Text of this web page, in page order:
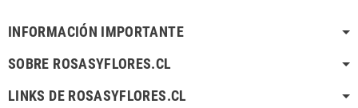
INFORMACIÓN IMPORTANTE
SOBRE ROSASYFLORES.CL
LINKS DE ROSASYFLORES.CL